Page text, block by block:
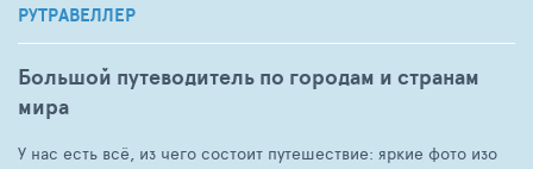
РУТРАВЕЛЛЕР
Большой путеводитель по городам и странам
мира
У нас есть всё, из чего состоит путешествие: яркие фото изо